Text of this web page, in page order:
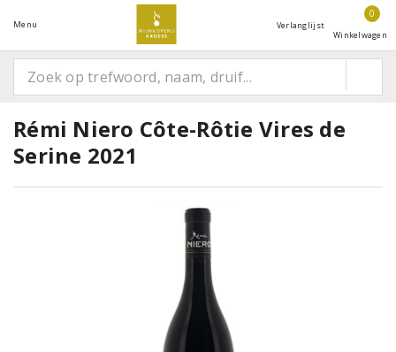
Menu Verlanglijst
0
Winkelwagen
Rémi Niero Côte-Rôtie Vires de
Serine 2021